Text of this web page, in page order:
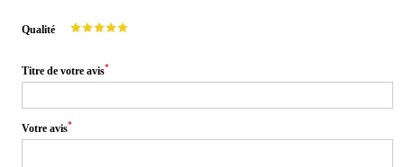
Qualité
Titre de votre avis*
Votre avis*